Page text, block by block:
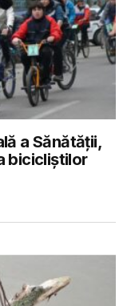
a Sănătății,
bicicliștilor